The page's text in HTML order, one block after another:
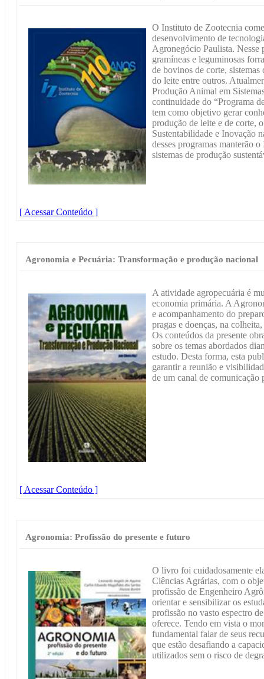
O Instituto de Zootecnia
desenvolvimento de
Agronegócio Paulista. Nesse
gramíneas e leguminosas
de bovinos de corte,
do leite entre outros.
Produção Animal em
continuidade do “Programa
tem como objetivo gerar
produção de leite e de corte,
Sustentabilidade e Inovação
desses programas manterão
sistemas de produção
[ Acessar Conteúdo ]
Agronomia e Pecuária: Transformação e produção nacional
A atividade agropecuária é
economia primária. A
e acompanhamento do
pragas e doenças, na
Os conteúdos da presente
sobre os temas abordados
estudo. Desta forma, esta
garantir a reunião e
de um canal de
[ Acessar Conteúdo ]
Agronomia: Profissão do presente e futuro
O livro foi cuidadosamente
Ciências Agrárias, com o
profissão de Engenheiro
orientar e sensibilizar os
profissão no vasto espectro
oferece. Tendo em vista o
fundamental falar de seus
que estão desafiando a
utilizados sem o risco de